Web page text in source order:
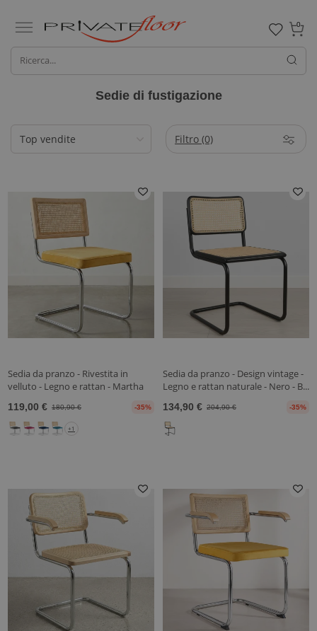
0
Sedie di fustigazione
Filtro (0)
Sedia da pranzo - Rivestita in
velluto - Legno e rattan - Martha
119,00 € 180,90 € -35%
+1
Sedia da pranzo - Design vintage -
Legno e rattan naturale - Nero - B...
134,90 € 204,90 € -35%